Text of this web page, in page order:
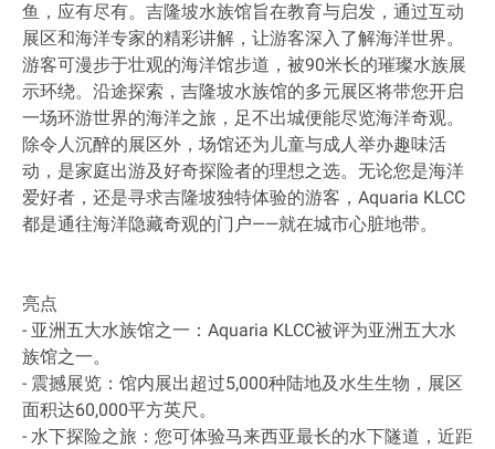
鱼，应有尽有。吉隆坡水族馆旨在教育与启发，通过互动
展区和海洋专家的精彩讲解，让游客深入了解海洋世界。
游客可漫步于壮观的海洋馆步道，被90米长的璀璨水族展
示环绕。沿途探索，吉隆坡水族馆的多元展区将带您开启
一场环游世界的海洋之旅，足不出城便能尽览海洋奇观。
除令人沉醉的展区外，场馆还为儿童与成人举办趣味活
动，是家庭出游及好奇探险者的理想之选。无论您是海洋
爱好者，还是寻求吉隆坡独特体验的游客，Aquaria KLCC
都是通往海洋隐藏奇观的门户——就在城市心脏地带。
亮点
- 亚洲五大水族馆之一：Aquaria KLCC被评为亚洲五大水
族馆之一。
- 震撼展览：馆内展出超过5,000种陆地及水生生物，展区
面积达60,000平方英尺。
- 水下探险之旅：您可体验马来西亚最长的水下隧道，近距